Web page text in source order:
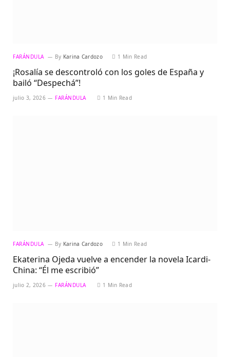
FARÁNDULA By Karina Cardozo 1 Min Read
¡Rosalía se descontroló con los goles de España y
bailó “Despechá”!
julio 3, 2026 FARÁNDULA 1 Min Read
FARÁNDULA By Karina Cardozo 1 Min Read
Ekaterina Ojeda vuelve a encender la novela Icardi-
China: “Él me escribió”
julio 2, 2026 FARÁNDULA 1 Min Read